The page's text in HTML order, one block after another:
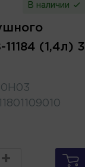
В наличии
(1,4л) 3
+